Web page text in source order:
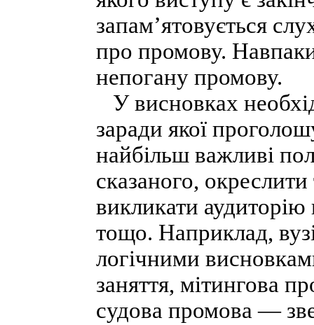
запам’ятовується
про промову.
непогану промову.
У висновках
заради якої
найбільш важливі
сказаного,
викликати
тощо. Наприклад,
логічними
заняття, мітингова
судова промова —